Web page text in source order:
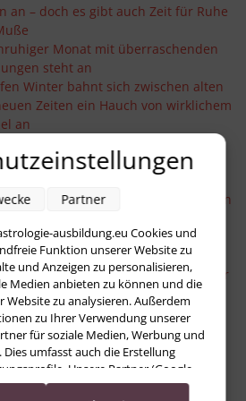
an – doch es gibt auch Zeit für Ruhe
Monat mit überraschenden
steht an
Winter bahnt sich zwischen alten
Zeiten ein Hauch von wirklichem
an
– eine gute Gelegenheit, um
Vorboten einer neuen Zeit zeigen
ist intensiv – wir können nun den
erleben
im Zeichen der Kraft rückläufiger
Wendepunkte und großer
prägen den neuen Monat
nach vorn – warum es sich im
lohnt, noch einmal gründlich
nachzudenken
ausbildung.eu Cookies und
Funktion unserer Website zu
und Anzeigen zu personalisieren,
Medien anbieten zu können und die
Website zu analysieren. Außerdem
zu Ihrer Verwendung unserer
für soziale Medien, Werbung und
Dies umfasst auch die Erstellung
Unsere Partner (Google
führen diese Informationen
Partner